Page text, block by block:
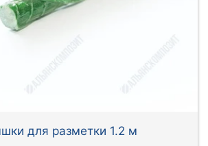
для разметки 1.2 м